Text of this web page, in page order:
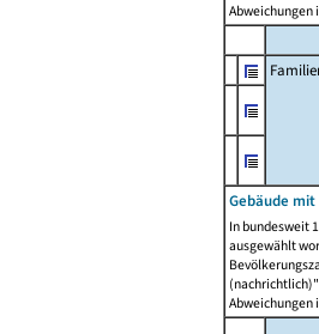
Abweichungen
Gebäude
In bundesweit
ausgewählt
Abweichungen